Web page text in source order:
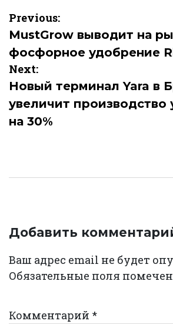
Навигация
по
записям
Previous:
MustGrow выводит на
фосфорное удобрение
Next:
Новый терминал Yara в
увеличит производство
на 30%
Добавить
Ваш адрес email не будет
Обязательные поля
Комментарий *